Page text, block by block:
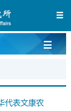
代表文康农